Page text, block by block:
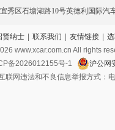
秀区石塘湖路10号英德利国际汽
贤纳士 | 联系我们 | 友情链接 |
www.xcar.com.cn All rights
备2026012155号-1
沪公网
联网违法和不良信息举报方式：